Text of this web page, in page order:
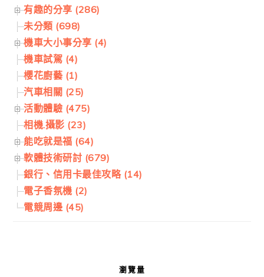
有趣的分享 (286)
未分類 (698)
機車大小事分享 (4)
機車試駕 (4)
櫻花廚藝 (1)
汽車相關 (25)
活動體驗 (475)
相機.攝影 (23)
能吃就是福 (64)
軟體技術研討 (679)
銀行、信用卡最佳攻略 (14)
電子香氛機 (2)
電競周邊 (45)
瀏覽量